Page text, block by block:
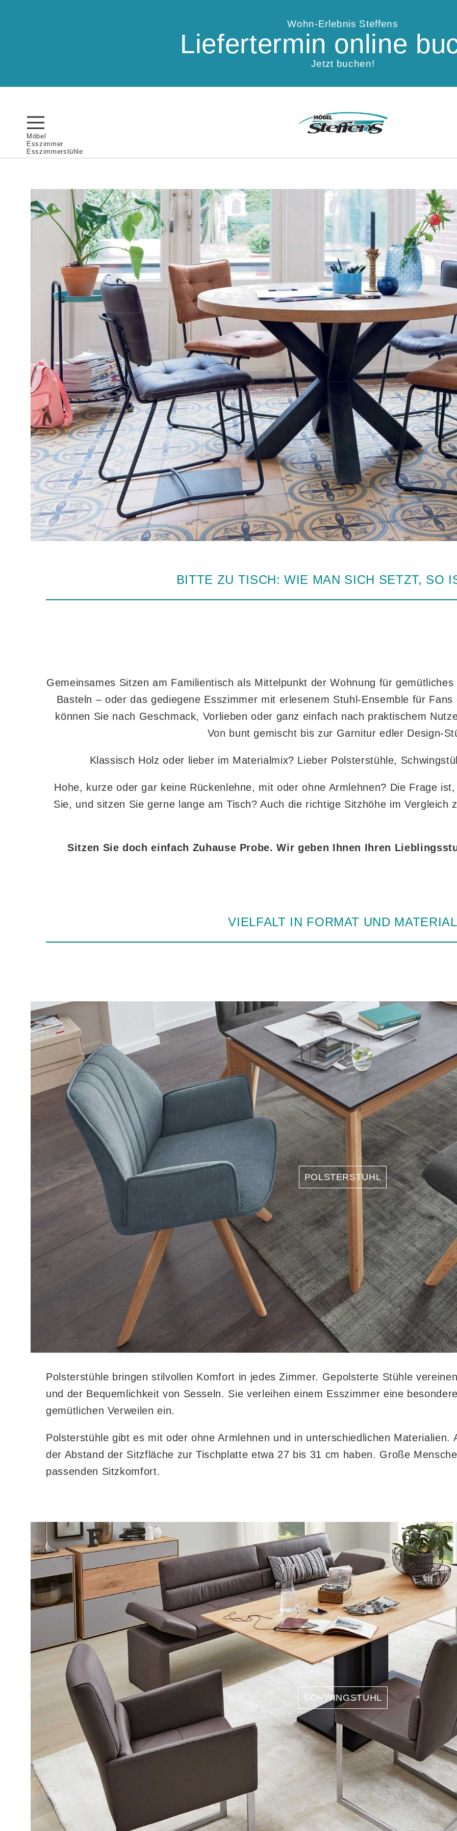
Wohn-Erlebnis Steffens
Liefertermin online
Jetzt buchen!
Möbel
Esszimmer
Esszimmerstühle
BITTE ZU TISCH: WIE MAN SICH SETZT, SO
Gemeinsames Sitzen am Familientisch als Mittelpunkt der Wohnung für
Basteln – oder das gediegene Esszimmer mit erlesenem Stuhl-Ensemble für
können Sie nach Geschmack, Vorlieben oder ganz einfach nach praktischem
Von bunt gemischt bis zur Garnitur edler Design-
Klassisch Holz oder lieber im Materialmix? Lieber Polsterstühle,
Hohe, kurze oder gar keine Rückenlehne, mit oder ohne Armlehnen? Die Frage
Sie, und sitzen Sie gerne lange am Tisch? Auch die richtige Sitzhöhe im Vergleich
Sitzen Sie doch einfach Zuhause Probe. Wir geben Ihnen Ihren
VIELFALT IN FORMAT UND MATERIAL
POLSTERSTUHL
Polsterstühle bringen stilvollen Komfort in jedes Zimmer. Gepolsterte Stühle
und der Bequemlichkeit von Sesseln. Sie verleihen einem Esszimmer eine
gemütlichen Verweilen ein.
Polsterstühle gibt es mit oder ohne Armlehnen und in unterschiedlichen Materialien.
der Abstand der Sitzfläche zur Tischplatte etwa 27 bis 31 cm haben. Große
passenden Sitzkomfort.
SCHWINGSTUHL